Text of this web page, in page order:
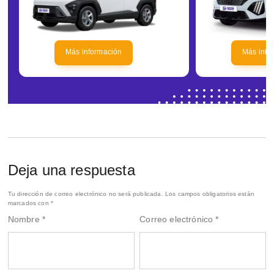
Más información Más
Deja una respuesta
Tu dirección de correo electrónico no será publicada.
Los campos obligatorios están
marcados con *
Nombre * Correo electrónico*